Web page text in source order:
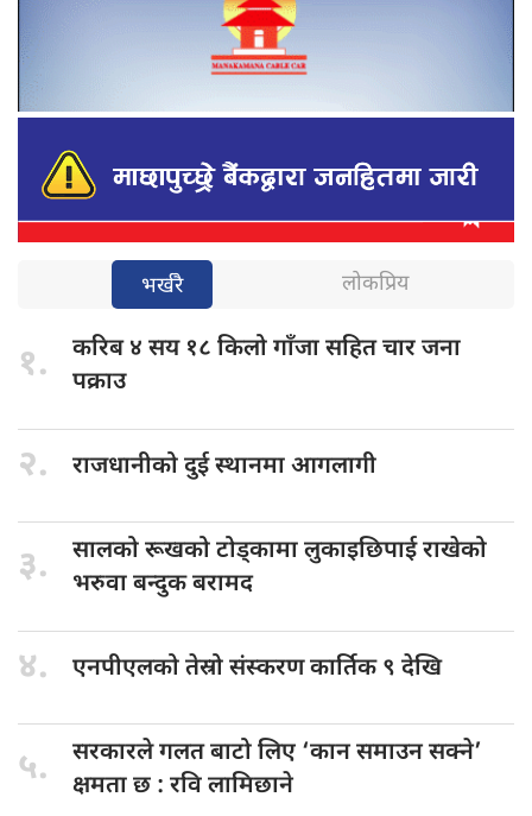
भर्खरै लोकप्रिय
१. करिब ४ सय १८ किलो गाँजा सहित चार जना
पक्राउ
२. राजधानीको दुईस्थानमा आगलागी
३. सालको रूखकोटोड्कामा लुकाइछिपाई राखेको
भरुवा बन्दुक बरामद
४. एनपीएलको तेस्रोसंस्करण कार्तिक ९ देखि
५. सरकारले गलतबाटो लिए ‘कान समाउन सक्ने’
क्षमता छ : रवि लामिछाने